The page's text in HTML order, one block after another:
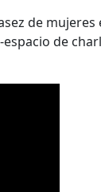
de
-espacio de